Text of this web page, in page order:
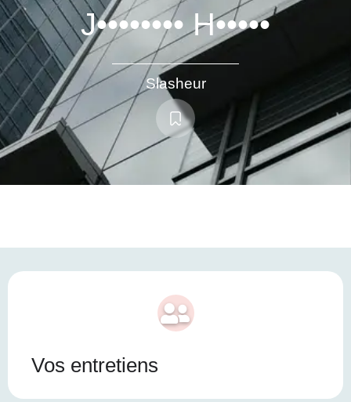
J•••••••• H•••••
Slasheur
Vos entretiens